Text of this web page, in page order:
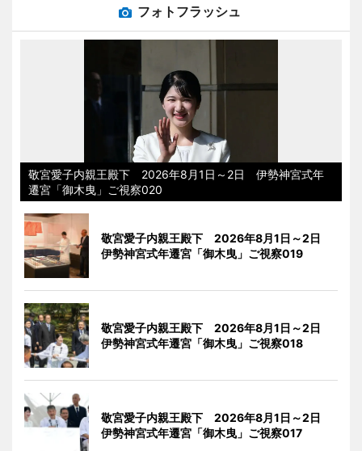
フォトフラッシュ
敬宮愛子内親王殿下 2026年8月1日～2日 伊勢神宮式年
遷宮「御木曳」ご視察020
敬宮愛子内親王殿下 2026年8月1日～2日
伊勢神宮式年遷宮「御木曳」ご視察019
敬宮愛子内親王殿下 2026年8月1日～2日
伊勢神宮式年遷宮「御木曳」ご視察018
敬宮愛子内親王殿下 2026年8月1日～2日
伊勢神宮式年遷宮「御木曳」ご視察017